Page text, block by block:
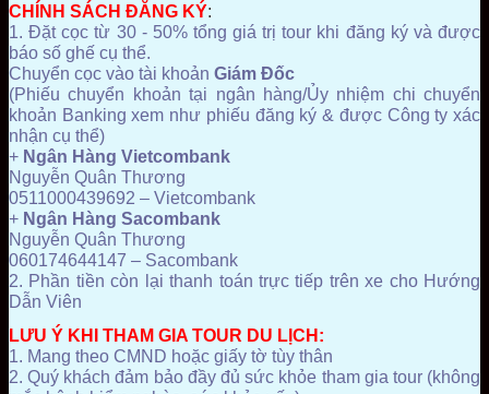
CHÍNH SÁCH ĐĂNG KÝ:
1. Đặt cọc từ 30 - 50% tổng giá trị tour khi đăng ký và được
báo số ghế cụ thể.
Chuyển cọc vào tài khoản Giám Đốc
(Phiếu chuyển khoản tại ngân hàng/Ủy nhiệm chi chuyển
khoản Banking xem như phiếu đăng ký & được Công ty xác
nhận cụ thể)
+ Ngân Hàng Vietcombank
Nguyễn Quân Thương
0511000439692 – Vietcombank
+ Ngân Hàng Sacombank
Nguyễn Quân Thương
060174644147 – Sacombank
2. Phần tiền còn lại thanh toán trực tiếp trên xe cho Hướng
Dẫn Viên
LƯU Ý KHI THAM GIA TOUR DU LỊCH:
1. Mang theo CMND hoặc giấy tờ tùy thân
2. Quý khách đảm bảo đầy đủ sức khỏe tham gia tour (không